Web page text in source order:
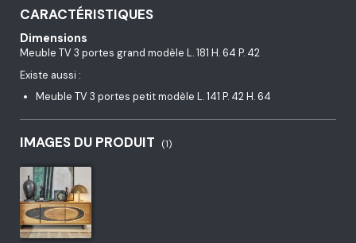
CARACTÉRISTIQUES
Dimensions
Meuble TV 3 portes grand modèle L. 181 H. 64 P. 42
Existe aussi :
Meuble TV 3 portes petit modèle L. 141 P. 42 H. 64
IMAGES DU PRODUIT (1)